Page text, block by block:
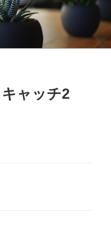
ャッチ2